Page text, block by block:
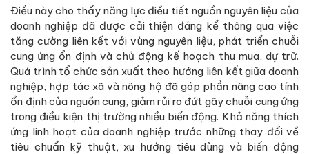
Điều này cho thấy năng lực điều tiết nguồn nguyên liệu của
doanh nghiệp đã được cải thiện đáng kể thông qua việc
tăng cường liên kết với vùng nguyên liệu, phát triển chuỗi
cung ứng ổn định và chủ động kế hoạch thu mua, dự trữ.
Quá trình tổ chức sản xuất theo hướng liên kết giữa doanh
nghiệp, hợp tác xã và nông hộ đã góp phần nâng cao tính
ổn định của nguồn cung, giảm rủi ro đứt gãy chuỗi cung ứng
trong điều kiện thị trường nhiều biến động. Khả năng thích
ứng linh hoạt của doanh nghiệp trước những thay đổi về
tiêu chuẩn kỹ thuật, xu hướng tiêu dùng và biến động